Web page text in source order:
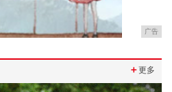
广告
＋更多
Next